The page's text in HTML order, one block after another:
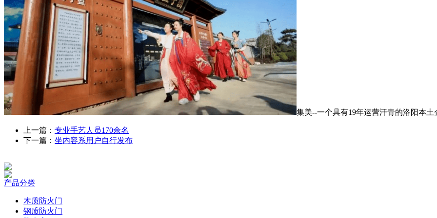
集美--一个具有19年运营汗青的洛阳本土
上一篇： 专业手艺人员170余名
下一篇： 坐内容系用户自行发布
产品分类
木质防火门
钢质防火门